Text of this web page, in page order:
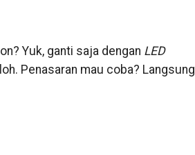
Yuk, ganti saja dengan LED
Penasaran mau coba? Langsung